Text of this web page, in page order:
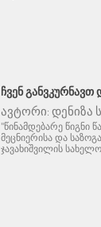
ᲩᲕᲔᲜ
ავტორი: დენიზა
"წინამდებარე წიგნი
მეცნიერისა და
ჯავახიშვილის